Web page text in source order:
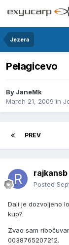
Jezera
Pelagicevo
By JaneMk
March 21, 2009 in
PREV
rajkansb
Posted
Dali je dozvoljeno
kup?
Zvao sam
0038765207212.